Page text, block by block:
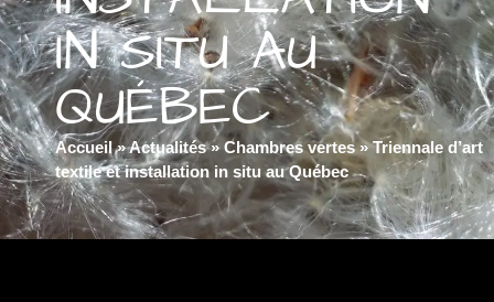
IN SITU AU
QUÉBEC
Accueil»Actualités»Chambres vertes»Triennale d’art
textile et installation in situ au Québec